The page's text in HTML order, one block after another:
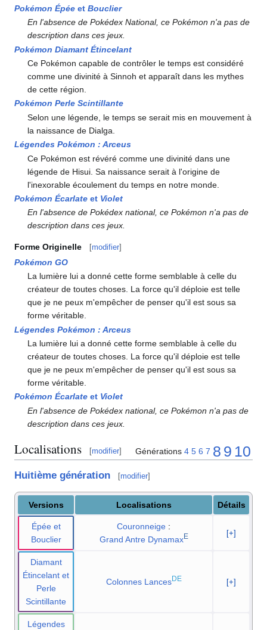
Pokémon Épée et Bouclier
En l'absence de Pokédex National, ce Pokémon n'a pas de
description dans ces jeux.
Pokémon Diamant Étincelant
Ce Pokémon capable de contrôler le temps est considéré
comme une divinité à Sinnoh et apparaît dans les mythes
de cette région.
Pokémon Perle Scintillante
Selon une légende, le temps se serait mis en mouvement à
la naissance de Dialga.
Légendes Pokémon : Arceus
Ce Pokémon est révéré comme une divinité dans une
légende de Hisui. Sa naissance serait à l'origine de
l'inexorable écoulement du temps en notre monde.
Pokémon Écarlate et Violet
En l'absence de Pokédex national, ce Pokémon n'a pas de
description dans ces jeux.
Forme Originelle [modifier]
Pokémon GO
La lumière lui a donné cette forme semblable à celle du
créateur de toutes choses. La force qu'il déploie est telle
que je ne peux m'empêcher de penser qu'il est sous sa
forme véritable.
Légendes Pokémon : Arceus
La lumière lui a donné cette forme semblable à celle du
créateur de toutes choses. La force qu'il déploie est telle
que je ne peux m'empêcher de penser qu'il est sous sa
forme véritable.
Pokémon Écarlate et Violet
En l'absence de Pokédex national, ce Pokémon n'a pas de
description dans ces jeux.
Localisations [modifier] Générations 4 5 6 7 8 9 10
Huitième génération [modifier]
Versions Localisations Détails
Épée et
Bouclier
Couronneige :
Grand Antre DynamaxE [+]
Diamant
Étincelant et
Perle
Scintillante
Colonnes LancesDE [+]
Légendes